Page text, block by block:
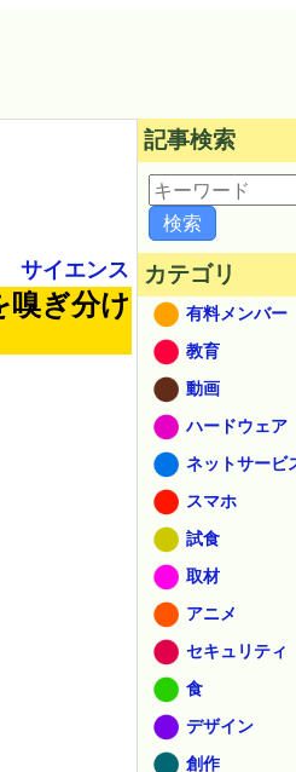
サイエンス
嗅ぎ分け
記事検索
カテゴリ
有料メンバー
教育
動画
ハードウェア
ネットサービ
スマホ
試食
取材
アニメ
セキュリティ
食
デザイン
創作